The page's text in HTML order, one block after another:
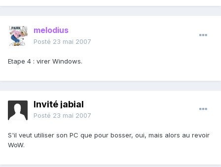
melodius
Posté 23 mai 2007
Etape 4 : virer Windows.
Invité jabial
Posté 23 mai 2007
S'il veut utiliser son PC que pour bosser, oui, mais alors au revoir
WoW.